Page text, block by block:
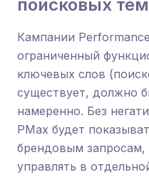
поисковых тем
Кампании
ограниченный
ключевых слов
существует, должно
намеренно. Без
PMax будет
брендовым
управлять в